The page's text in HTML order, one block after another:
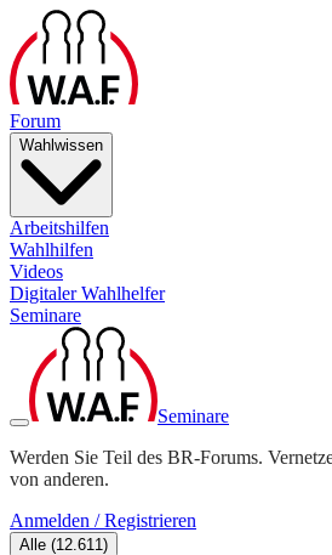
Forum
Wahlwissen
Arbeitshilfen
Wahlhilfen
Videos
Digitaler Wahlhelfer
Seminare
Seminare
Werden Sie Teil des BR-Forums.
von anderen.
Anmelden / Registrieren
Alle (12.611)